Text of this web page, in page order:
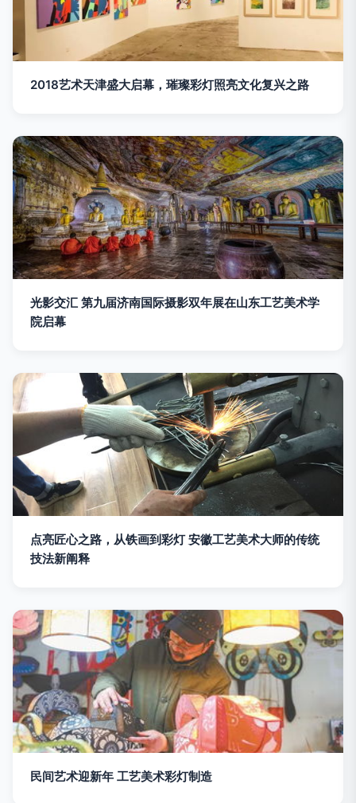
2018艺术天津盛大启幕，璀璨彩灯照亮文化复兴之路
光影交汇 第九届济南国际摄影双年展在山东工艺美术学
院启幕
点亮匠心之路，从铁画到彩灯 安徽工艺美术大师的传统
技法新阐释
民间艺术迎新年 工艺美术彩灯制造